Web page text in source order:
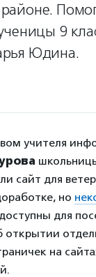
9
Юдина.
учителя
сайт для
но
для
открытии
на